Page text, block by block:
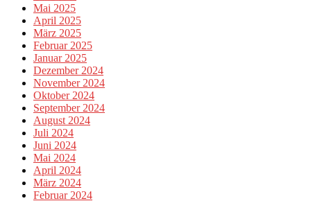
Mai 2025
April 2025
März 2025
Februar 2025
Januar 2025
Dezember 2024
November 2024
Oktober 2024
September 2024
August 2024
Juli 2024
Juni 2024
Mai 2024
April 2024
März 2024
Februar 2024